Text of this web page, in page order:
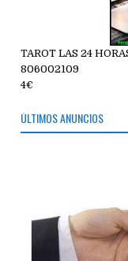
TAROT LAS 24
806002109
4€
ÚLTIMOS ANUNCIOS